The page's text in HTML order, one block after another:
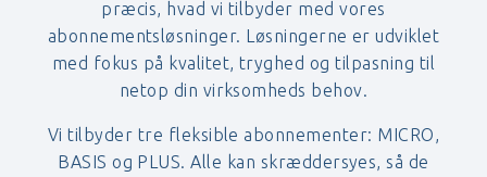
præcis, hvad vi tilbyder med vores
abonnementsløsninger. Løsningerne er udviklet
med fokus på kvalitet, tryghed og tilpasning til
netop din virksomheds behov.
Vi tilbyder tre fleksible abonnementer: MICRO,
BASIS og PLUS. Alle kan skræddersyes, så de